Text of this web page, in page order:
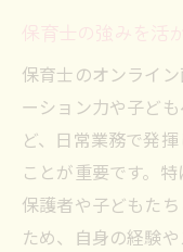
イント
保育士が
し方
一時保育
一時保育
ツ
保育士の強みを活
保育士のオンライ
ーション力や子ど
ど、日常業務で発
ことが重要です。
保護者や子どもた
ため、自身の経験